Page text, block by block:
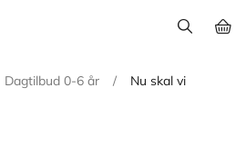
Dagtilbud 0-6 år /
Nu skal vi